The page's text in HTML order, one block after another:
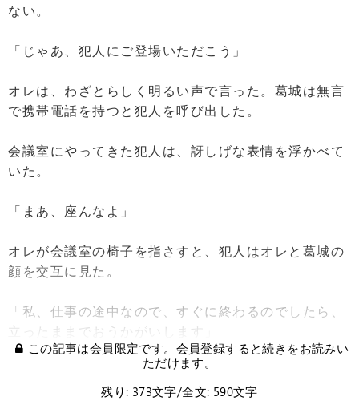
ない。
「じゃあ、犯人にご登場いただこう」
オレは、わざとらしく明るい声で言った。葛城は無言
で携帯電話を持つと犯人を呼び出した。
会議室にやってきた犯人は、訝しげな表情を浮かべて
いた。
「まあ、座んなよ」
オレが会議室の椅子を指さすと、犯人はオレと葛城の
顔を交互に見た。
「私、仕事の途中なので、すぐに終わるのでしたら、
立ったままでおうかがいします」
この記事は会員限定です。会員登録すると続きをお読みい
ただけます。
残り: 373文字/全文: 590文字